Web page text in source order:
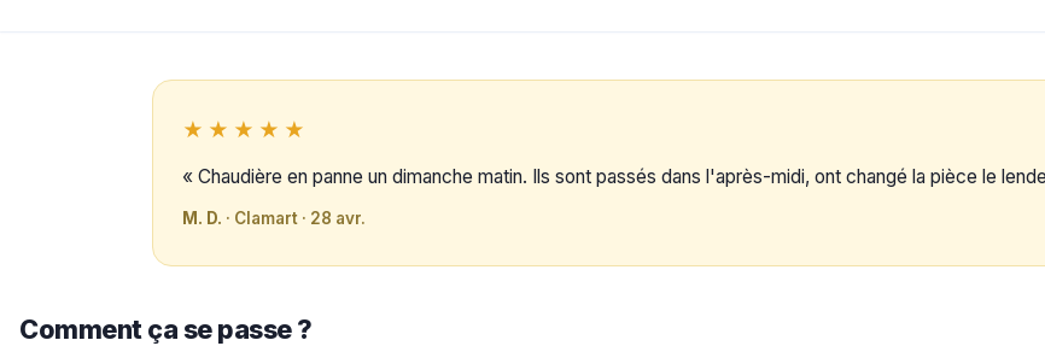
★★★★★
« Chaudière en panne un dimanche matin. Ils sont passés dans l'après-midi, ont changé la pièce le
M. D. · Clamart · 28 avr.
Comment ça se passe ?